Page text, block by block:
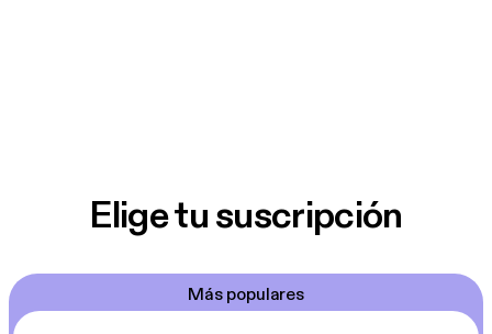
Elige tu suscripción
Más populares